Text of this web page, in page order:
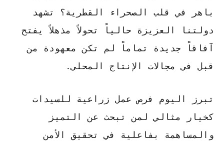
باهر في قلب الصحراء القطرية؟ تشهد
دولتنا العزيزة حالياً تحولاً مذهلاً يفتح
آفاقاً جديدة تماماً لم تكن معهودة من
قبل في مجالات الإنتاج المحلي.
تبرز اليوم
فرص عمل زراعية للسيدات
كخيار مثالي لمن تبحث عن التميز
والمساهمة بفاعلية في تحقيق الأمن